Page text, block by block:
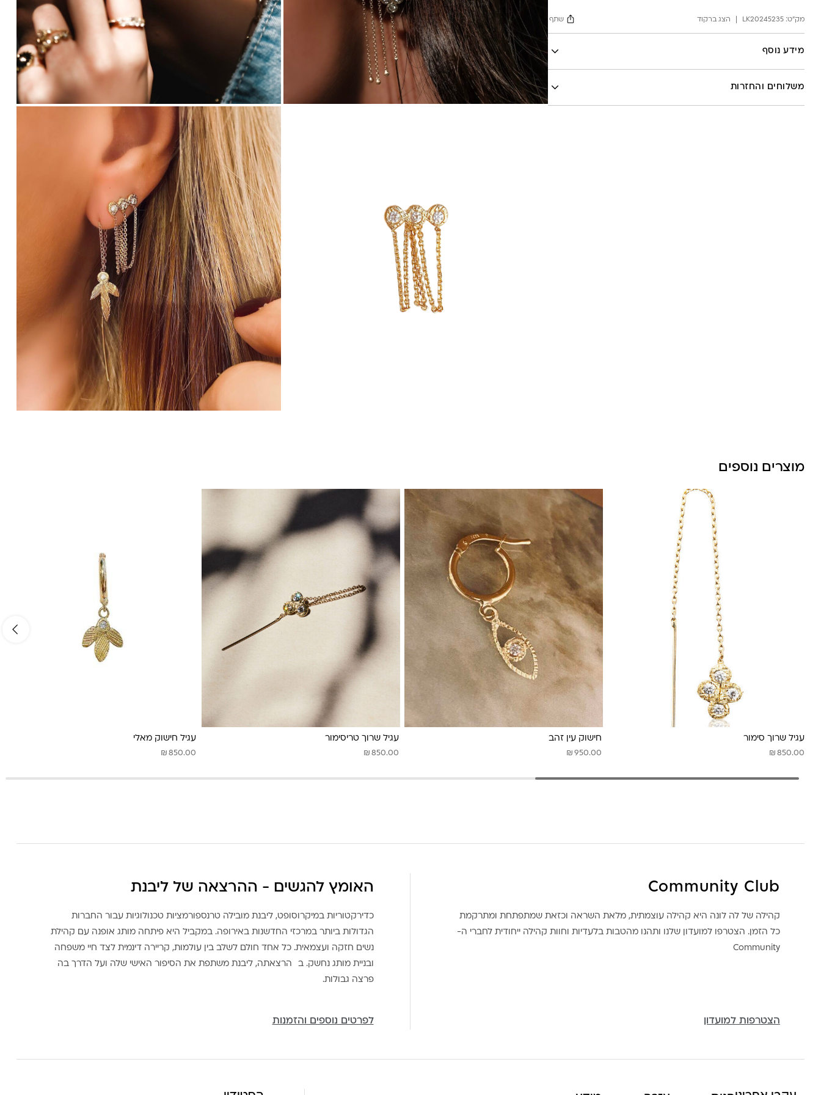
מק"ט: LK20245235 הצג ברקוד שתף
מידע נוסף
משלוחים והחזרות
מוצרים נוספים
עגיל שרוך סימור
₪ 850.00
חישוק עין זהב
₪ 950.00
עגיל שרוך טריסימור
₪ 850.00
עגיל חישוק מאלי
₪ 850.00
Community Club
קהילה של לה לונה היא קהילה עוצמתית, מלאת השראה וכזאת שמתפתחת ומתרקמת
כל הזמן. הצטרפו למועדון שלנו ותהנו מהטבות בלעדיות וחוות קהילה ייחודית לחברי ה-
Community
הצטרפות למועדון
האומץ להגשים - ההרצאה של ליבנת
כדירקטוריות במיקרוסופט, ליבנת מובילה טרנספורמציות טכנולוגיות עבור החברות
הגדולות ביותר במרכזי החדשנות באירופה. במקביל היא פיתחה מותג אופנה עם קהילת
נשים חזקה ועצמאית. כל אחד חולם לשלב בין עולמות, קריירה דינמית לצד חיי משפחה
ובניית מותג נחשק. ב הרצאתה, ליבנת משתפת את הסיפור האישי שלה ועל הדרך בה
פרצה גבולות.
לפרטים נוספים והזמנות